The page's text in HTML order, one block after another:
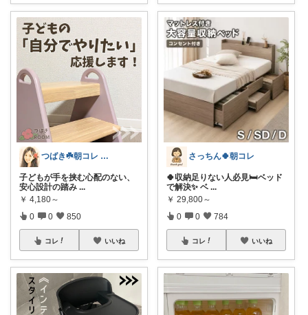
つばき☘️朝コレ 家事・育児・仕事を楽に
子どもが手を挟む心配のない、
安心設計の踏み ...
￥ 4,180～
0 0 850
コレ いいね
さっちん🍀朝コレ
🍀収納足りない人必見🛏️ベッド
で解決✨ ベ ...
￥ 29,800～
0 0 784
コレ いいね